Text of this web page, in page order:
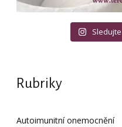
Rubriky
Autoimunitní onemocnění